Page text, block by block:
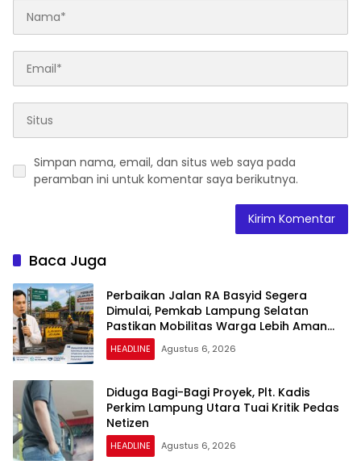
Simpan nama, email, dan situs web saya pada
peramban ini untuk komentar saya berikutnya.
Baca Juga
Perbaikan Jalan RA Basyid Segera
Dimulai, Pemkab Lampung Selatan
Pastikan Mobilitas Warga Lebih Aman
dan Nyaman
HEADLINE Agustus 6, 2026
Diduga Bagi-Bagi Proyek, Plt. Kadis
Perkim Lampung Utara Tuai Kritik Pedas
Netizen
HEADLINE Agustus 6, 2026